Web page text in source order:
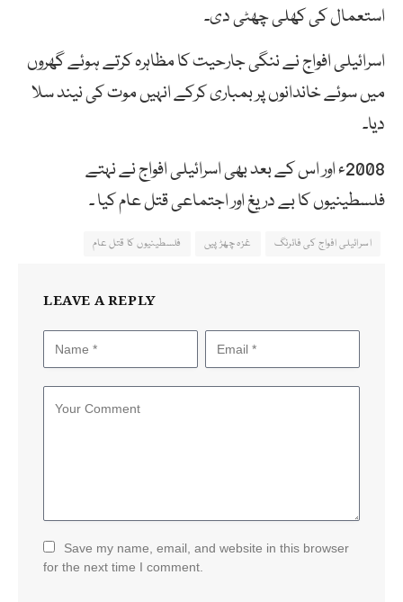
استعمال کی کھلی چھٹی دی۔
اسرائیلی افواج نے ننگی جارحیت کا مظاہرہ کرتے ہوئے گھروں
میں سوئے خاندانوں پر بمباری کرکے انہیں موت کی نیند سلا
دیا۔
2008ء اور اس کے بعد بھی اسرائیلی افواج نے نہتے
فلسطینیوں کا بے دریغ اور اجتماعی قتل عام کیا ۔
اسرائیلی افواج کی فائرنگ غزہ چھڑپیں فلسطینیوں کا قتل عام
LEAVE A REPLY
Save my name, email, and website in this browser
for the next time I comment.